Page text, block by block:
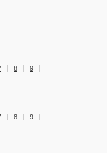
8
9
8
9